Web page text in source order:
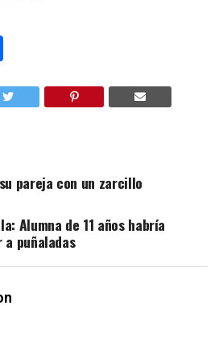
Compartir
pareja con un zarcillo
Alumna de 11 años habría
puñaladas